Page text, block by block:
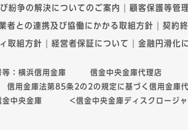
紛争の解決についてのご案内 顧客保護等管
者との連携及び協働にかかる取組方針 契約
取組方針 経営者保証について 金融円滑化
等：横浜信用金庫 信金中央金庫代理店
用金庫法第85条2の2の規定に基づく信用金庫
信金中央金庫
<信金中央金庫ディスクロージ